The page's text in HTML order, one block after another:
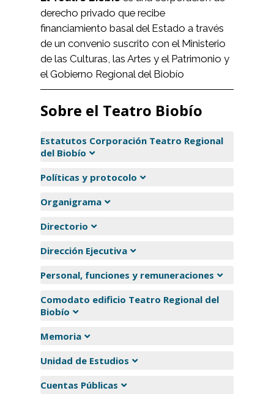
derecho privado que recibe
financiamiento basal del Estado a través
de un convenio suscrito con el Ministerio
de las Culturas, las Artes y el Patrimonio y
el Gobierno Regional del Biobío
Sobre el Teatro Biobío
Estatutos Corporación Teatro Regional
del Biobío
Políticas y protocolo
Organigrama
Directorio
Dirección Ejecutiva
Personal, funciones y remuneraciones
Comodato edificio Teatro Regional del
Biobío
Memoria
Unidad de Estudios
Cuentas Públicas